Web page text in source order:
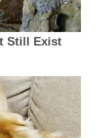
Still Exist